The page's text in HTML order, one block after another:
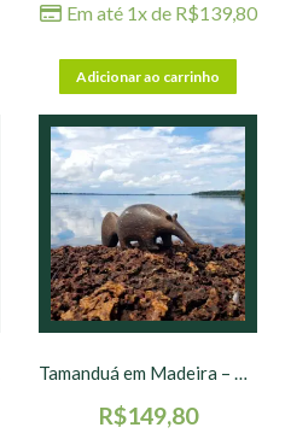
Em até 1x de R$139,80
Adicionar ao carrinho
Tamanduá em Madeira – 21 cm
R$149,80